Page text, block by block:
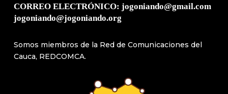
CORREO ELECTRÓNICO: jogoniando@gmail.com
jogoniando@jogoniando.org
Somos miembros de la Red de Comunicaciones del
Cauca, REDCOMCA.